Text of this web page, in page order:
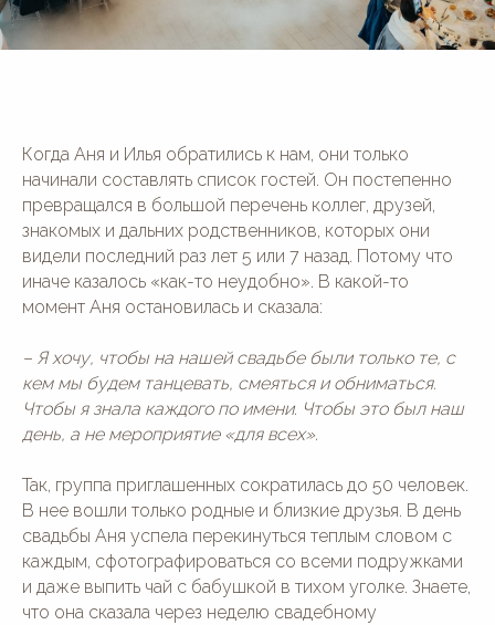
Когда Аня и Илья обратились к нам, они только
начинали составлять список гостей. Он постепенно
превращался в большой перечень коллег, друзей,
знакомых и дальних родственников, которых они
видели последний раз лет 5 или 7 назад. Потому что
иначе казалось «как-то неудобно». В какой-то
момент Аня остановилась и сказала:
– Я хочу, чтобы на нашей свадьбе были только те, с
кем мы будем танцевать, смеяться и обниматься.
Чтобы я знала каждого по имени. Чтобы это был наш
день, а не мероприятие «для всех».
Так, группа приглашенных сократилась до 50 человек.
В нее вошли только родные и близкие друзья. В день
свадьбы Аня успела перекинуться теплым словом с
каждым, сфотографироваться со всеми подружками
и даже выпить чай с бабушкой в тихом уголке. Знаете,
что она сказала через неделю свадебному